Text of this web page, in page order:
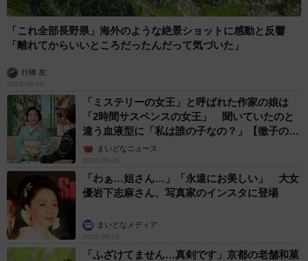
「これ全部長野県」海外のような絶景ショットに感動と反響
「離れてからいいところだったんだって気づいた」
行橋 友
2026.08.06
「ミステリーの女王」と呼ばれた作家の娘は
「2時間サスペンスの女王」 聞いていたのと
違う血液型に「私は誰の子なの？」【徹子の部
屋】まいどなニュース
2026.08.06
「わぁ…姐さん…」「永遠にお美しい」 大女
優岩下志麻さん、写真家のインスタに登場
まいどなメディア
2026.08.05
「ふざけてません…真剣です」京都の老舗和菓